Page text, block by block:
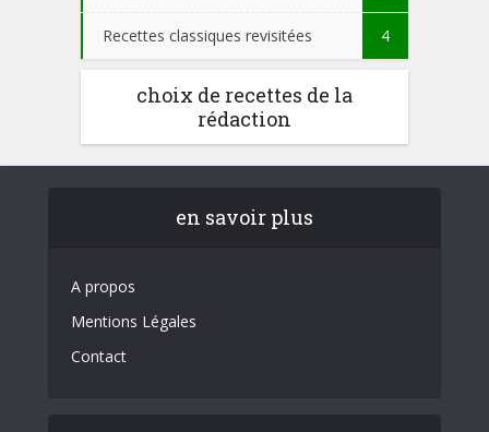
Recettes classiques revisitées 4
choix de recettes de la
rédaction
en savoir plus
A propos
Mentions Légales
Contact